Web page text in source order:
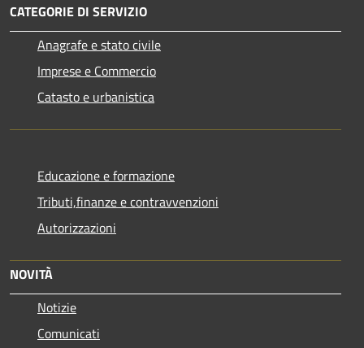
CATEGORIE DI SERVIZIO
Anagrafe e stato civile
Imprese e Commercio
Catasto e urbanistica
Educazione e formazione
Tributi,finanze e contravvenzioni
Autorizzazioni
NOVITÀ
Notizie
Comunicati